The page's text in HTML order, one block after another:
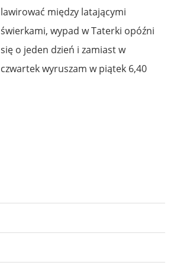
lawirować między latającymi
świerkami, wypad w Taterki opóźni
się o jeden dzień i zamiast w
czwartek wyruszam w piątek 6,40